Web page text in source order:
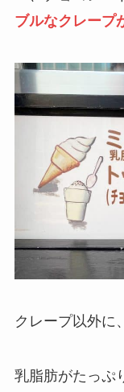
ブルなクレープ
クレープ以外に
乳脂肪がたっぷ